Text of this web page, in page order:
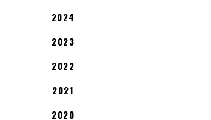
2024
2023
2022
2021
2020